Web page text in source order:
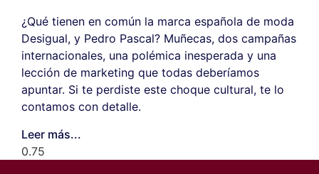
¿Qué tienen en común la marca española de moda
Desigual, y Pedro Pascal? Muñecas, dos campañas
internacionales, una polémica inesperada y una
lección de marketing que todas deberíamos
apuntar. Si te perdiste este choque cultural, te lo
contamos con detalle.
Leer más...